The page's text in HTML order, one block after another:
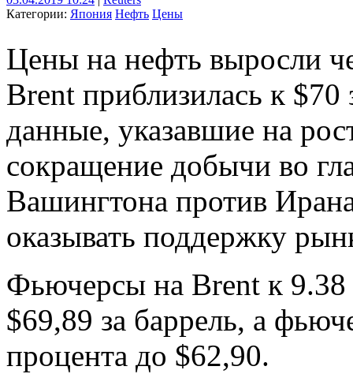
Категории: Япония Нефть Цены
Цены на нефть выросли
Brent приблизилась к $70
данные, указавшие на
сокращение добычи во
Вашингтона против
оказывать поддержку
Фьючерсы на Brent к 9.38
$69,89 за баррель, а
процента до $62,90.